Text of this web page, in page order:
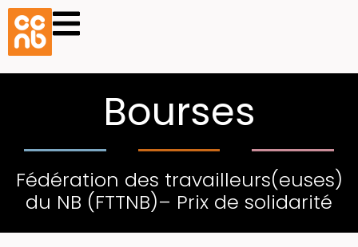
Bourses
Fédération des travailleurs(euses)
du NB (FTTNB)– Prix de solidarité